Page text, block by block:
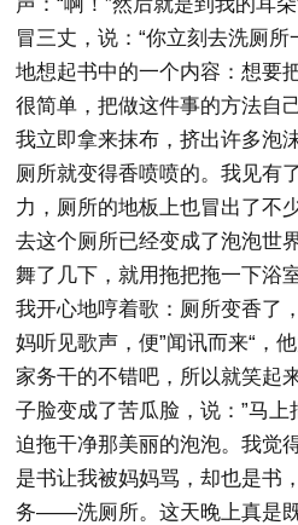
冒三丈，说：“你立刻去洗厕
地想起书中的一个内容：想要
很简单，把做这件事的方法自
我立即拿来抹布，挤出许多泡
厕所就变得香喷喷的。我见有
力，厕所的地板上也冒出了不
去这个厕所已经变成了泡泡世
舞了几下，就用拖把拖一下浴
我开心地哼着歌：厕所变香
妈听见歌声，便”闻讯而来“，
家务干的不错吧，所以就笑起
子脸变成了苦瓜脸，说：”马
迫拖干净那美丽的泡泡。我觉
是书让我被妈妈骂，却也是书
务——洗厕所。这天晚上真是既